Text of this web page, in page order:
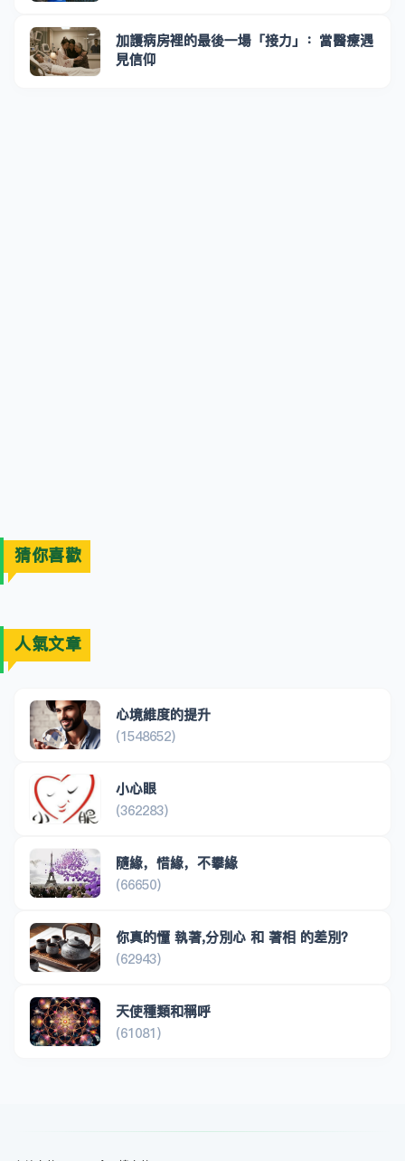
加護病房裡的最後一場「接力」：當醫療遇
見信仰
猜你喜歡
人氣文章
心境維度的提升
(1548652)
小心眼
(362283)
隨緣，惜緣，不攀緣
(66650)
你真的懂 執著,分別心 和 著相 的差別？
(62943)
天使種類和稱呼
(61081)